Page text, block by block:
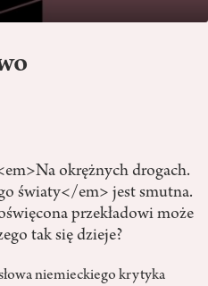
okrężnych drogach.
światy</em> jest smutna.
przekładowi może
tak się dzieje?
niemieckiego krytyka